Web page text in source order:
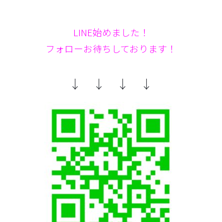
LINE始めました！
フォローお待ちしております！
↓ ↓ ↓ ↓